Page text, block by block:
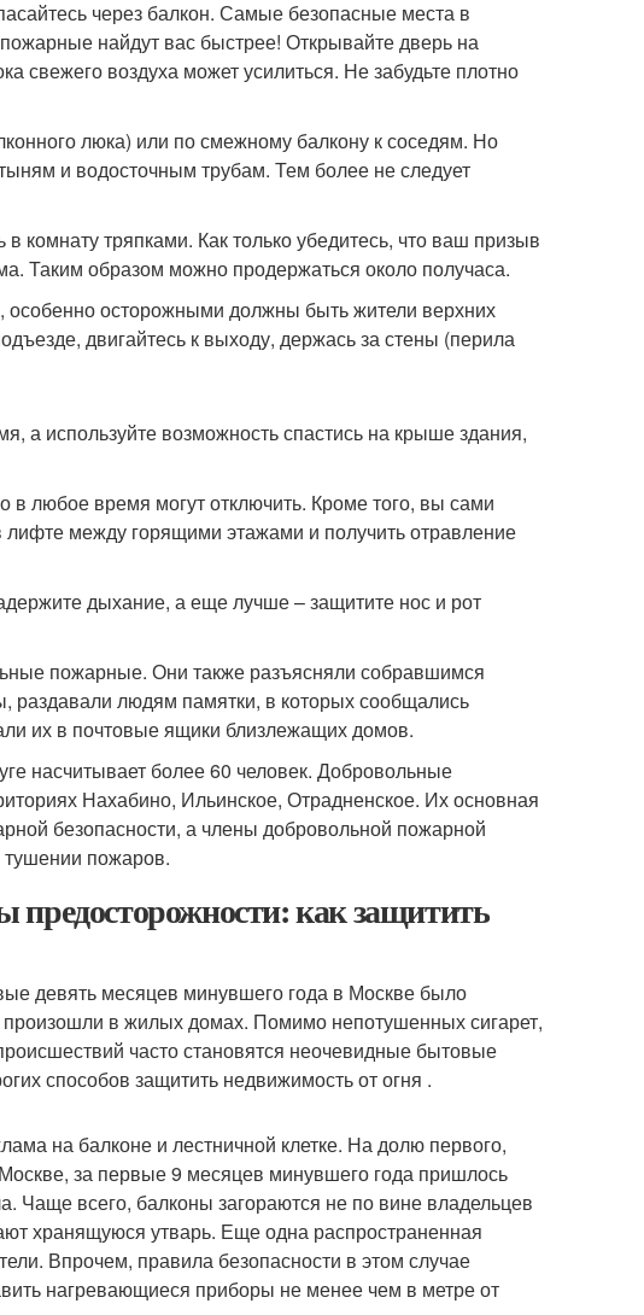
через балкон. Самые безопасные места в
найдут вас быстрее! Открывайте дверь на
свежего воздуха может усилиться. Не забудьте плотно
люка) или по смежному балкону к соседям. Но
и водосточным трубам. Тем более не следует
комнату тряпками. Как только убедитесь, что ваш призыв
Таким образом можно продержаться около получаса.
особенно осторожными должны быть жители верхних
двигайтесь к выходу, держась за стены (перила
а используйте возможность спастись на крыше здания,
любое время могут отключить. Кроме того, вы сами
лифте между горящими этажами и получить отравление
дыхание, а еще лучше – защитите нос и рот
пожарные. Они также разъясняли собравшимся
раздавали людям памятки, в которых сообщались
их в почтовые ящики близлежащих домов.
насчитывает более 60 человек. Добровольные
Нахабино, Ильинское, Отрадненское. Их основная
безопасности, а члены добровольной пожарной
пожаров.
как защитить
девять месяцев минувшего года в Москве было
в жилых домах. Помимо непотушенных сигарет,
часто становятся неочевидные бытовые
способов защитить недвижимость от огня .
на балконе и лестничной клетке. На долю первого,
за первые 9 месяцев минувшего года пришлось
Чаще всего, балконы загораются не по вине владельцев
хранящуюся утварь. Еще одна распространенная
Впрочем, правила безопасности в этом случае
нагревающиеся приборы не менее чем в метре от